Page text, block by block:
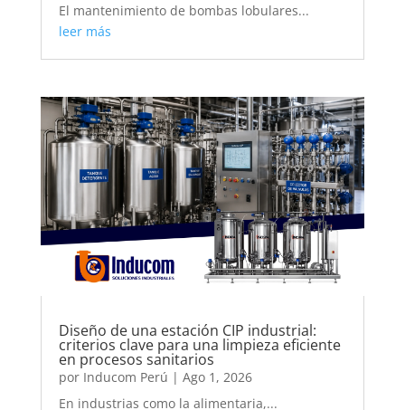
El mantenimiento de bombas lobulares...
leer más
Diseño de una estación CIP industrial:
criterios clave para una limpieza eficiente
en procesos sanitarios
por Inducom Perú | Ago 1, 2026
En industrias como la alimentaria,...